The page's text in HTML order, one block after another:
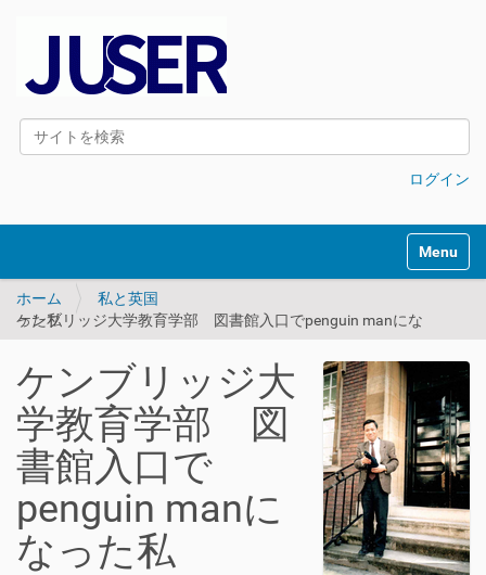
サイトを検索
ログイン
Toggle
ホーム
私と英国
ケンブリッジ大学教育学部 図書館入口でpenguin manになった私
ケンブリッジ大
学教育学部 図
書館入口で
penguin manに
なった私